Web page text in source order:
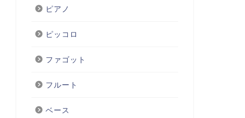
ピアノ
ピッコロ
ファゴット
フルート
ベース